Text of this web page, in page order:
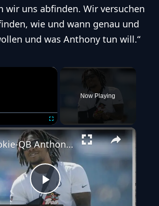
wir uns abfinden. Wir versuchen
wie und wann genau und
und was Anthony tun will.“
×
Fullscreen
Now Playing
Play
Rookie-QB Anthony Richardson voraussichtlich für Rest der Saison verletzt